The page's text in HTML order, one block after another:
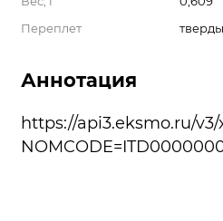
Переплет
Аннотация
https://api3.eksmo.ru/